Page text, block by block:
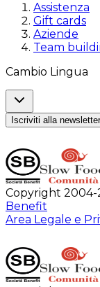
Assistenza
Gift cards
Aziende
Team
Cambio Lingua
Iscriviti alla newsletter
Copyright 2004-
Benefit
Area Legale e